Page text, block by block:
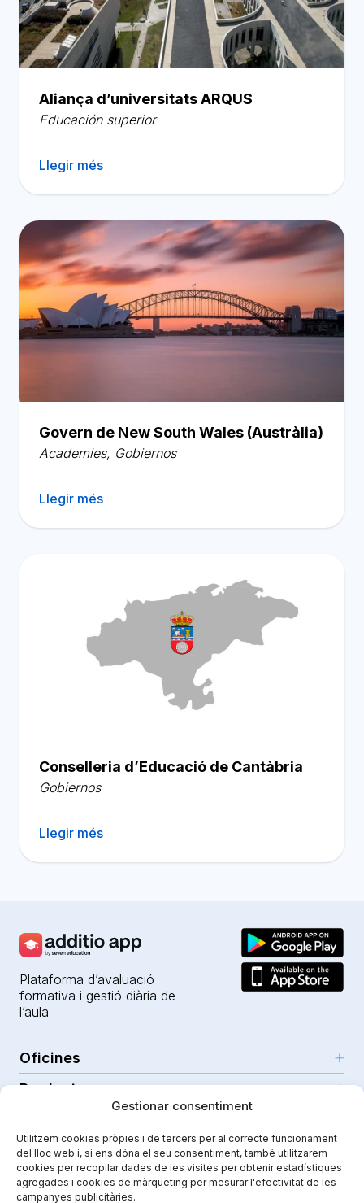
Gestionar consentiment
Utilitzem cookies pròpies i de tercers per al correcte funcionament
del lloc web i, si ens dóna el seu consentiment, també utilitzarem
cookies per recopilar dades de les visites per obtenir estadístiques
agregades i cookies de màrqueting per mesurar l'efectivitat de les
campanyes publicitàries.
Aliança d’universitats ARQUS
Educación superior
Llegir més
Govern de New South Wales (Austràlia)
Academies, Gobiernos
Llegir més
Conselleria d’Educació de Cantàbria
Gobiernos
Llegir més
Plataforma d’avaluació
formativa i gestió diària de
l’aula
Oficines
C/Emili Grahit, 91
Edifici Monturiol
Planta 1, oficina C01-02
Productes
Per a docents
Per a centres públics
Funcionalitats
Tutorials i ajuda
Seguretat
Seguretat i privacitat